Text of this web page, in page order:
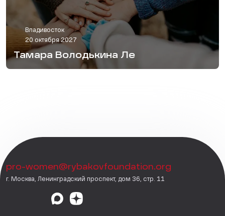
Владивосток
20 октября 2027
Тамара Володькина Ле
pro-women@rybakovfoundation.org
г. Москва, Ленинградский проспект, дом 36, стр. 11